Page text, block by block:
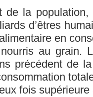
de la
d’êtres
en
au grain.
précédent de
fois